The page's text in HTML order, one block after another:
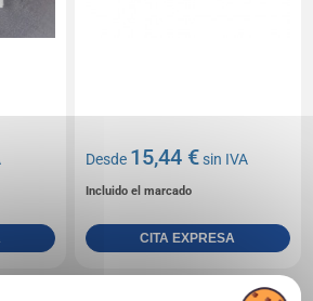
Desde 15,44 €sin IVA
Incluido el marcado
CITA EXPRESA